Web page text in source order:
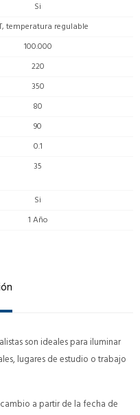
Si
temperatura regulable
100.000
220
350
80
90
0.1
35
Si
1 Año
son ideales para iluminar
lugares de estudio o trabajo
a partir de la fecha de